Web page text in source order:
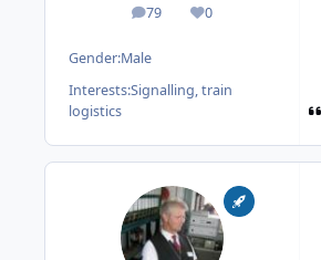
79
posts 0
Reputation
Gender:Male
Interests:Signalling, train
logistics